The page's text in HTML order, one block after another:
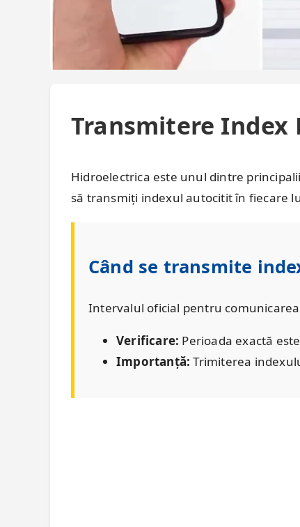
Transmitere Index
Hidroelectrica este unul dintre
să transmiți indexul autocitit în fiecare
Când se transmite
Intervalul oficial pentru
Verificare: Perioada exactă
Importanță: Trimiterea